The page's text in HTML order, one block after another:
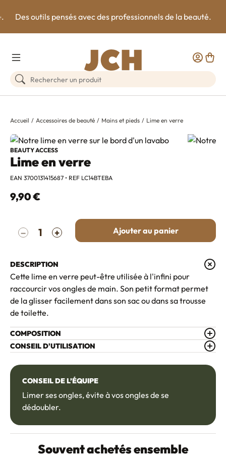
Des outils pensés avec des professionnels de la beauté.
Toggle Menu
Rechercher un produit
Accueil Accessoires de beauté Mains et pieds Lime en verre
BEAUTY ACCESS
Lime en verre
EAN 3700131415687 • REF LC14BTEBA
9,90 €
− + Ajouter au panier
DESCRIPTION
Cette lime en verre peut-être utilisée à l'infini pour
raccourcir vos ongles de main. Son petit format permet
de la glisser facilement dans son sac ou dans sa trousse
de toilette.
COMPOSITION
CONSEIL D'UTILISATION
CONSEIL DE L’ÉQUIPE
Limer ses ongles, évite à vos ongles de se
dédoubler.
Souvent achetés ensemble